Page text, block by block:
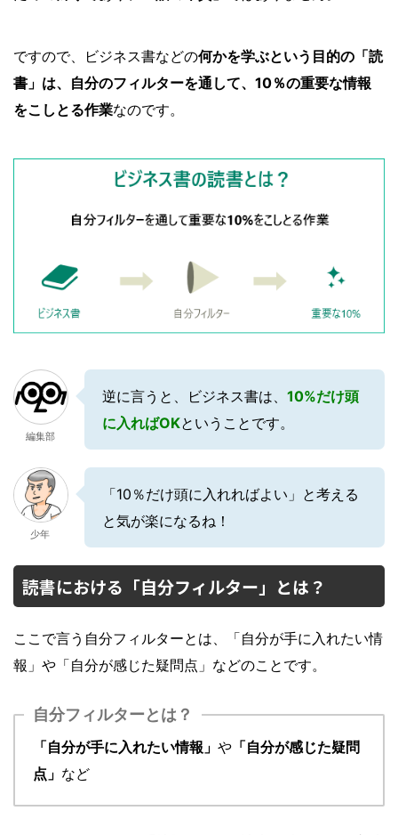
ですので、ビジネス書などの何かを学ぶという目的の「読
書」は、自分のフィルターを通して、10％の重要な情報
をこしとる作業なのです。
編集部
逆に言うと、ビジネス書は、 10%だけ頭
に入ればOKということです。
少年
「10％だけ頭に入れればよい」と考える
と気が楽になるね！
読書における「自分フィルター」とは？
ここで言う自分フィルターとは、「自分が手に入れたい情
報」や「自分が感じた疑問点」などのことです。
自分フィルターとは？
「自分が手に入れたい情報」 や 「自分が感じた疑問
点」 など